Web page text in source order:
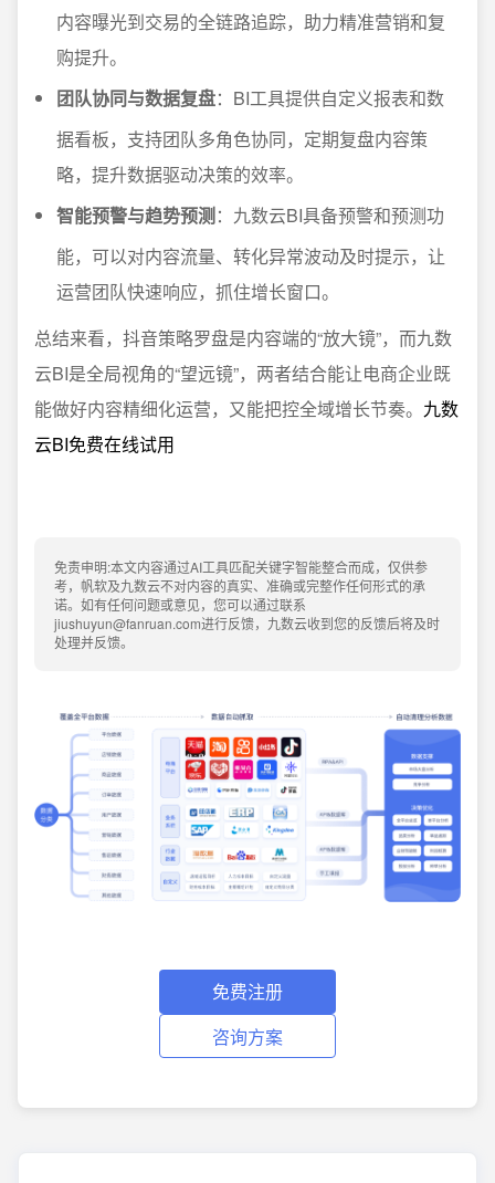
内容曝光到交易的全链路追踪，助力精准营销和复
购提升。
团队协同与数据复盘：BI工具提供自定义报表和数
据看板，支持团队多角色协同，定期复盘内容策
略，提升数据驱动决策的效率。
智能预警与趋势预测：九数云BI具备预警和预测功
能，可以对内容流量、转化异常波动及时提示，让
运营团队快速响应，抓住增长窗口。
总结来看，抖音策略罗盘是内容端的“放大镜”，而九数
云BI是全局视角的“望远镜”，两者结合能让电商企业既
能做好内容精细化运营，又能把控全域增长节奏。 九数
云BI免费在线试用
免责申明:本文内容通过AI工具匹配关键字智能整合而成，仅供参
考，帆软及九数云不对内容的真实、准确或完整作任何形式的承
诺。如有任何问题或意见，您可以通过联系
jiushuyun@fanruan.com进行反馈，九数云收到您的反馈后将及时
处理并反馈。
免费注册
咨询方案